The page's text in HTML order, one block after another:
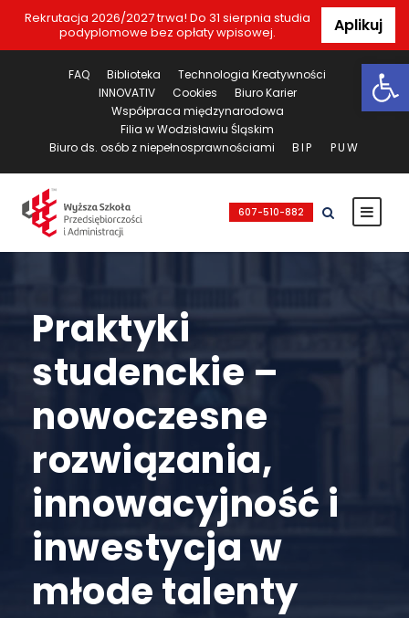
Rekrutacja 2026/2027 trwa! Do 31 sierpnia studia
podyplomowe bez opłaty wpisowej.
Aplikuj
FAQ Biblioteka
Technologia Kreatywności
INNOVATIV
Cookies
Biuro Karier
Współpraca międzynarodowa
Filia w Wodzisławiu Śląskim
Biuro ds. osób z niepełnosprawnościami
BIP PUW
607-510-882
Praktyki
studenckie –
nowoczesne
rozwiązania,
innowacyjność i
inwestycja w
młode talenty